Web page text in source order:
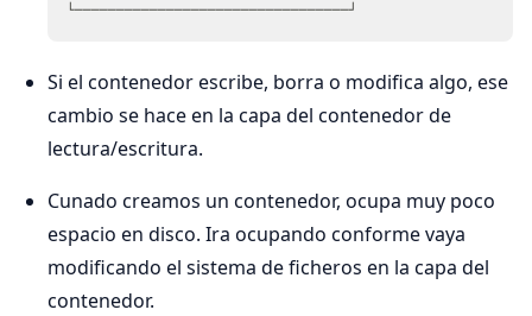
└─────────────────────────────────┘
Si el contenedor escribe, borra o modifica algo, ese
cambio se hace en la capa del contenedor de
lectura/escritura.
Cunado creamos un contenedor, ocupa muy poco
espacio en disco. Ira ocupando conforme vaya
modificando el sistema de ficheros en la capa del
contenedor.